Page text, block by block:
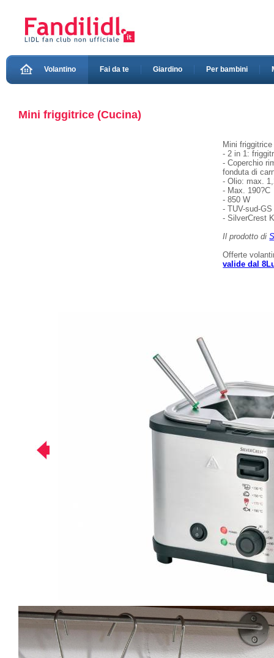
Volantino Fai da te Giardino Per bambini
Mini friggitrice (Cucina)
Mini
- 2 in 1:
- Coperchio
fonduta di
- Olio: max.
- Max. 190?C
- 850 W
- TUV-sud-GS
- SilverCrest
Il prodotto di
Offerte
valide dal